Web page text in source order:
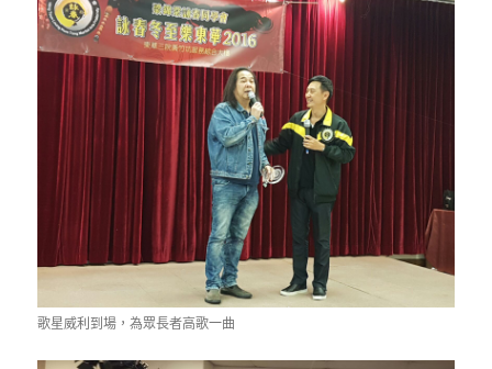
歌星威利到場，為眾長者高歌一曲